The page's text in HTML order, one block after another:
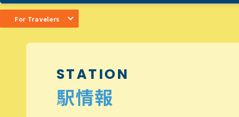
For Travelers
STATION
駅情報